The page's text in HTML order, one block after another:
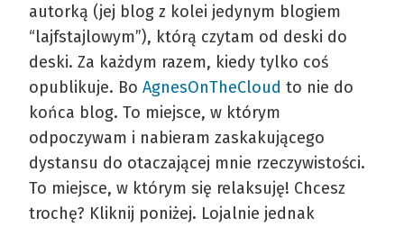
autorką (jej blog z kolei jedynym blogiem
“lajfstajlowym”), którą czytam od deski do
deski. Za każdym razem, kiedy tylko coś
opublikuje. Bo AgnesOnTheCloud to nie do
końca blog. To miejsce, w którym
odpoczywam i nabieram zaskakującego
dystansu do otaczającej mnie rzeczywistości.
To miejsce, w którym się relaksuję! Chcesz
trochę? Kliknij poniżej. Lojalnie jednak